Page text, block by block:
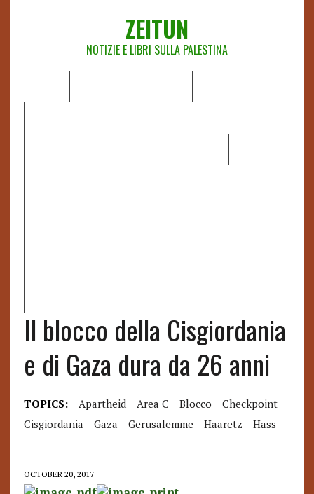
ZEITUN
NOTIZIE E LIBRI SULLA PALESTINA
Il blocco della Cisgiordania
e di Gaza dura da 26 anni
TOPICS: Apartheid Area C Blocco
Checkpoint
Cisgiordania
Gaza Gerusalemme Haaretz Hass
OCTOBER 20, 2017